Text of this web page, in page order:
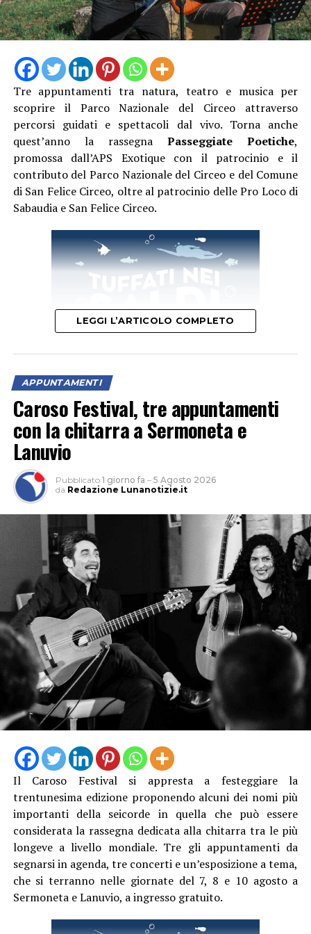
Tre appuntamenti tra natura, teatro e musica per
scoprire il Parco Nazionale del Circeo attraverso
percorsi guidati e spettacoli dal vivo. Torna anche
quest’anno la rassegnaPasseggiate Poetiche,
promossa dall’APS Exotique con il patrocinio e il
contributo del Parco Nazionale del Circeo e del Comune
di San Felice Circeo, oltre al patrocinio delle Pro Loco di
Sabaudia e San Felice Circeo.
Il primo appuntamento è in programmalunedì 10
agosto
a San Felice Circeo, sul versante del Quarto
Freddo del Promontorio. La passeggiata si concluderà
con lo spettacolo
La rassegna proseguirà martedì 19 agosto
San Felice Circeo, con un percorso sul versante del
Quarto Caldo del Promontorio. Al termine è prevista la
proiezione di
Planet Oceans
accompagnata dalla musica
dal vivo del gruppo Interiors.
L’ultimo appuntamento è in calendario
sabato 29
a Sabaudia, all’interno della Foresta del Parco
Nazionale del Circeo, oggi conosciuta come Selva di
Circe. La serata si concluderà con uno spettacolo di
Giuseppe “Spedino” Moffa.
Tutte le passeggiate inizieranno alle ore 18 e saranno
guidate dalla dottoressa forestale Augusta D’Andrassi.
Per informazioni e prenotazioni è possibile contattare
LEGGI L’ARTICOLO COMPLETO
APPUNTAMENTI
Caroso Festival, tre appuntamenti
con la chitarra a Sermoneta e
Lanuvio
Pubblicato 1 giorno fa – 5 Agosto 2026
da Redazione Lunanotizie.it
Il Caroso Festival si appresta a festeggiare la
trentunesima edizione proponendo alcuni dei nomi più
importanti della seicorde in quella che può essere
considerata la rassegna dedicata alla chitarra tra le più
longeve a livello mondiale. Tre gli appuntamenti da
segnarsi in agenda, tre concerti e un’esposizione a tema,
che si terranno nelle giornate del 7, 8 e 10 agosto a
Sermoneta e Lanuvio, a ingresso gratuito.